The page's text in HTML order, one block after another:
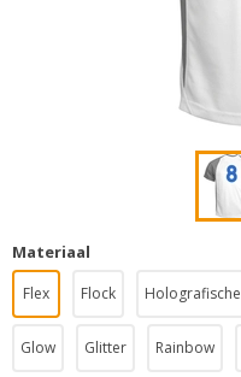
Materiaal
Flex Flock Holografische
Glow Glitter Rainbow